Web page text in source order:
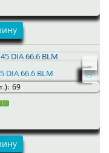
DIA 66.6 BLM
69